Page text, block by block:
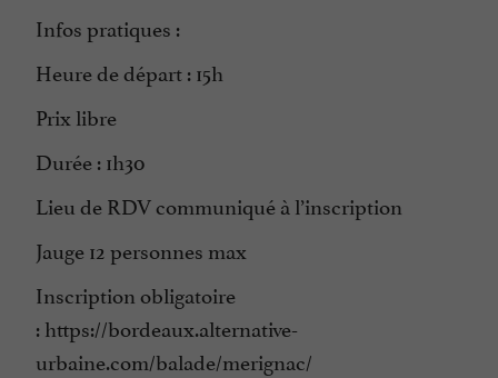
Infos pratiques :
Heure de départ : 15h
Prix libre
Durée : 1h30
Lieu de RDV communiqué à l’inscription
Jauge 12 personnes max
Inscription obligatoire
: https://bordeaux.alternative-
urbaine.com/balade/merignac/